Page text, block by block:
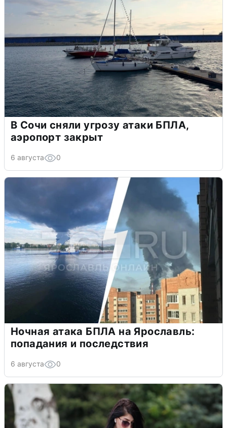
В Сочи сняли угрозу атаки БПЛА,
аэропорт закрыт
6 августа 0
Ночная атака БПЛА на Ярославль:
попадания и последствия
6 августа 0